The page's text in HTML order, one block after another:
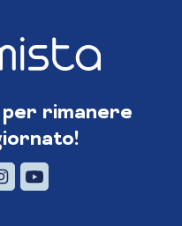
per rimanere